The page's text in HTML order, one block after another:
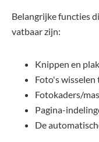
Belangrijke functies
vatbaar zijn:
Knippen en
Foto's wisselen
Fotokaders/
Pagina-
De